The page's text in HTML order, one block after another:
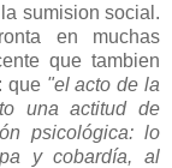
sumision social.
en muchas
que tambien
que "el acto de la
una actitud de
psicológica: lo
y cobardía, al